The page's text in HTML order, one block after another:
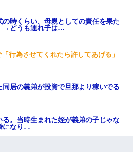
時くらい、母親としての責任を果た
→どうも連れ子は…
行為させてくれたら許してあげる」
居の義弟が投資で旦那より稼いでる
。当時生まれた姪が義弟の子じゃな
になり…